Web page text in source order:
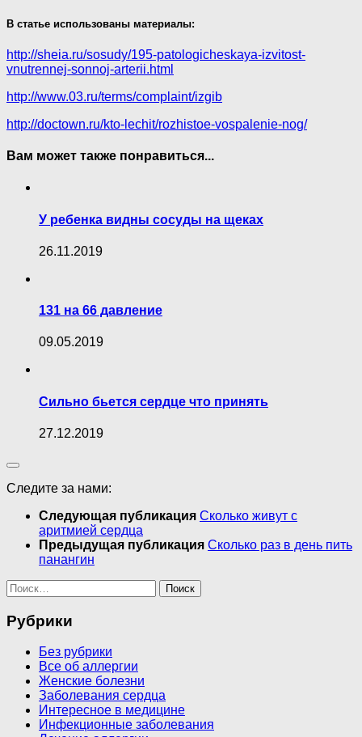
В статье использованы материалы:
http://sheia.ru/sosudy/195-patologicheskaya-izvitost-
vnutrennej-sonnoj-arterii.html
http://www.03.ru/terms/complaint/izgib
http://doctown.ru/kto-lechit/rozhistoe-vospalenie-nog/
Вам может также понравиться...
У ребенка видны сосуды на щеках
26.11.2019
131 на 66 давление
09.05.2019
Сильно бьется сердце что принять
27.12.2019
Следите за нами:
Следующая публикация Сколько живут с
аритмией сердца
Предыдущая публикация Сколько раз в день пить
панангин
Найти:
Рубрики
Без рубрики
Все об аллергии
Женские болезни
Заболевания сердца
Интересное в медицине
Инфекционные заболевания